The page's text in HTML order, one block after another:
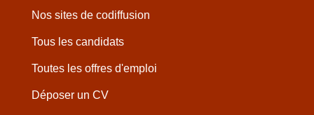
Nos sites de codiffusion
Tous les candidats
Toutes les offres d'emploi
Déposer un CV